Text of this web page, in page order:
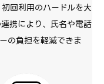
回利用のハードルを大
携により、氏名や電話
の負担を軽減できま